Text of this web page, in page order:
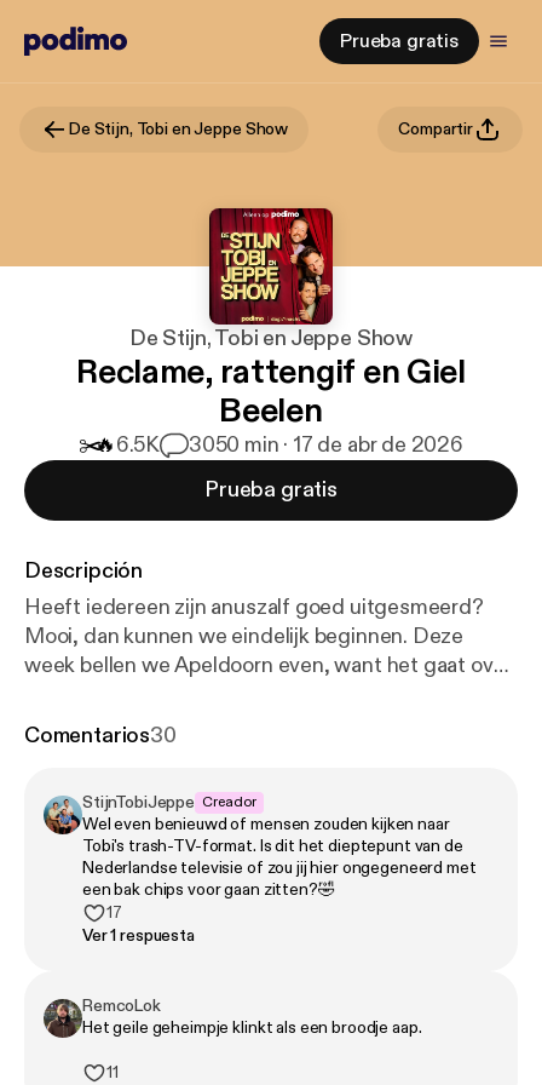
Prueba gratis
De Stijn, Tobi en Jeppe Show Compartir
De Stijn, Tobi en Jeppe Show
Reclame, rattengif en Giel
Beelen
✂️🔥6.5K 3050 min · 17 de abr de 2026
Prueba gratis
Descripción
Heeft iedereen zijn anuszalf goed uitgesmeerd?
Mooi, dan kunnen we eindelijk beginnen. Deze
week bellen we Apeldoorn even, want het gaat over
steengoede reclame van RTV Rijnmond natuurlijk
een goed idee te hebben door de eerste de beste
gesponsorde snack te bestellen. Resultaat: de
zoutste chips ter wereld. En alsof dat nog niet
genoeg was, heeft Stijn een mysterieuze, dichte
fles van een luisteraar meegezeuld. Is het drank? Is
probeert Jeppe wanhopig reclame te maken voor
een acapella-artiest, maar het wordt met weinig
enthousiasme ontvangen. En natuurlijk komt er
Comentarios30
StijnTobiJeppe Creador
Wel even benieuwd of mensen zouden kijken naar
Tobi's trash-TV-format. Is dit het dieptepunt van de
Nederlandse televisie of zou jij hier ongegeneerd met
een bak chips voor gaan zitten?🤣
17
Ver 1 respuesta
RemcoLok
Het geile geheimpje klinkt als een broodje aap.
11